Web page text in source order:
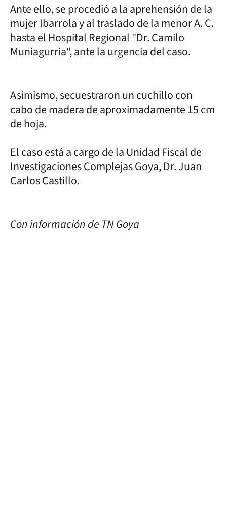
Ante ello, se procedió a la aprehensión de la
mujer Ibarrola y al traslado de la menor A. C.
hasta el Hospital Regional "Dr. Camilo
Muniagurria", ante la urgencia del caso.
Asimismo, secuestraron un cuchillo con
cabo de madera de aproximadamente 15 cm
de hoja.
El caso está a cargo de la Unidad Fiscal de
Investigaciones Complejas Goya, Dr. Juan
Carlos Castillo.
Con información de TN Goya